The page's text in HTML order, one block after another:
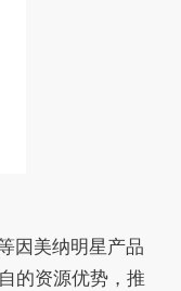
因美纳明星产品
的资源优势，推